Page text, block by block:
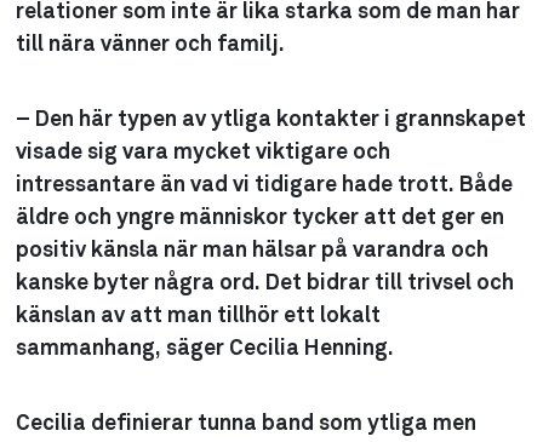
relationer som inte är lika starka som de man har
till nära vänner och familj.
– Den här typen av ytliga kontakter i grannskapet
visade sig vara mycket viktigare och
intressantare än vad vi tidigare hade trott. Både
äldre och yngre människor tycker att det ger en
positiv känsla när man hälsar på varandra och
kanske byter några ord. Det bidrar till trivsel och
känslan av att man tillhör ett lokalt
sammanhang, säger Cecilia Henning.
Cecilia definierar tunna band som ytliga men